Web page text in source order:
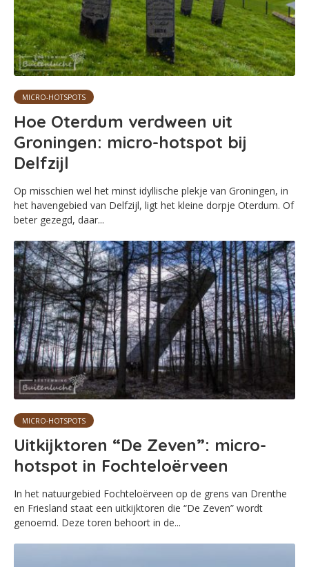
MICRO-HOTSPOTS
Hoe Oterdum verdween uit
Groningen: micro-hotspot bij
Delfzijl
Op misschien wel het minst idyllische plekje van Groningen, in
het havengebied van Delfzijl, ligt het kleine dorpje Oterdum. Of
beter gezegd, daar...
MICRO-HOTSPOTS
Uitkijktoren “De Zeven”: micro-
hotspot in Fochteloërveen
In het natuurgebied Fochteloërveen op de grens van Drenthe
en Friesland staat een uitkijktoren die “De Zeven” wordt
genoemd. Deze toren behoort in de...